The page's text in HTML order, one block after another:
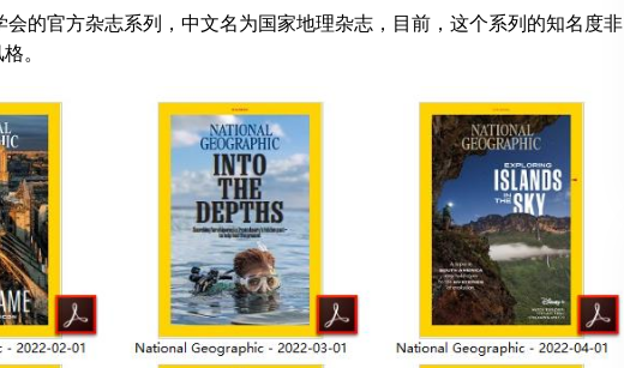
会的官方杂志系列，中文名为国家地理杂志，目前，这个系列的知名度非
。